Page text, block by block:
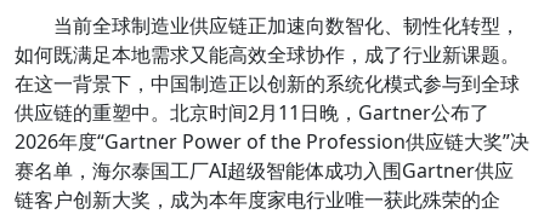
当前全球制造业供应链正加速向数智化、韧性化转型，
如何既满足本地需求又能高效全球协作，成了行业新课题。
在这一背景下，中国制造正以创新的系统化模式参与到全球
供应链的重塑中。北京时间2月11日晚，Gartner公布了
2026年度“Gartner Power of the Profession供应链大奖”决
赛名单，海尔泰国工厂AI超级智能体成功入围Gartner供应
链客户创新大奖，成为本年度家电行业唯一获此殊荣的企